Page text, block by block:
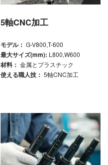
5軸CNC加工
モデル： G-V800,T-600
最大サイズ(mm): L800,W600
材料： 金属とプラスチック
使える職人技：5軸CNC加工